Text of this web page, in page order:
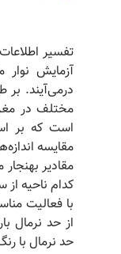
تفسیر
آزمایش
درمی‌آیند. بر
مختلف در مغز
است که بر
مقایسه
مقادیر
کدام ناحیه از
با فعالیت
از حد نرمال
حد نرمال با